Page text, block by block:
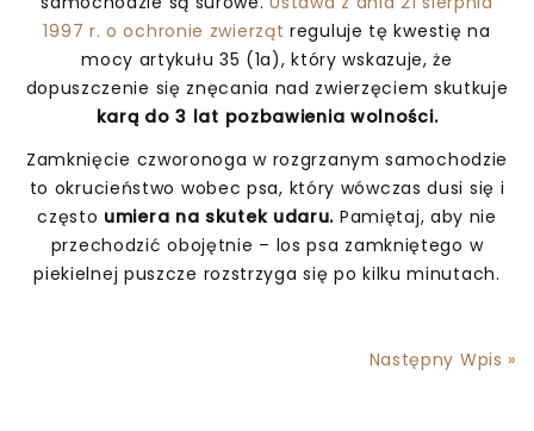
1997 r. o ochronie zwierząt reguluje tę kwestię na
mocy artykułu 35 (1a), który wskazuje, że
dopuszczenie się znęcania nad zwierzęciem skutkuje
karą do 3 lat pozbawienia wolności.
Zamknięcie czworonoga w rozgrzanym samochodzie
to okrucieństwo wobec psa, który wówczas dusi się i
często umiera na skutek udaru. Pamiętaj, aby nie
przechodzić obojętnie – los psa zamkniętego w
piekielnej puszcze rozstrzyga się po kilku minutach.
Następny Wpis »